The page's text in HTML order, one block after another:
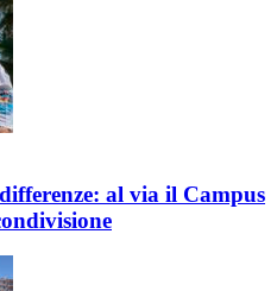
al via il Campus